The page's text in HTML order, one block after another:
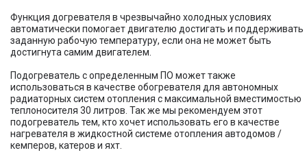
Функция догревателя в чрезвычайно холодных условиях
автоматически помогает двигателю достигать и поддерживать
заданную рабочую температуру, если она не может быть
достигнута самим двигателем.
Подогреватель с определенным ПО может также
использоваться в качестве обогревателя для автономных
радиаторных систем отопления с максимальной вместимостью
теплоносителя 30 литров. Так же мы рекомендуем этот
подогреватель тем, кто хочет использовать его в качестве
нагревателя в жидкостной системе отопления автодомов /
кемперов, катеров и яхт.